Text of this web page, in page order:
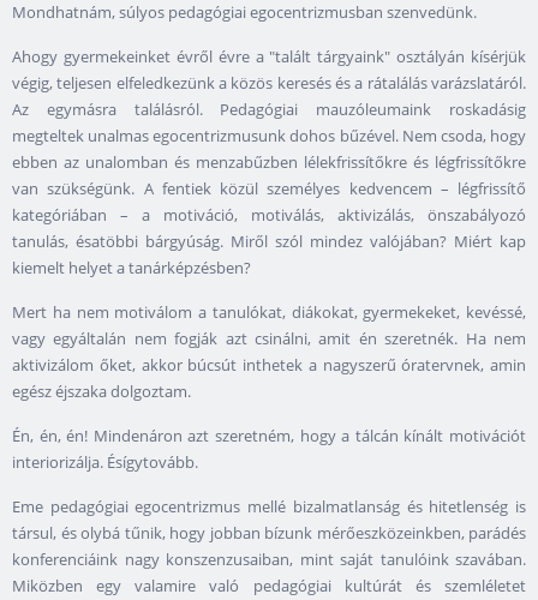
Mondhatnám, súlyos pedagógiai egocentrizmusban szenvedünk.
Ahogy gyermekeinket évről évre a "talált tárgyaink" osztályán kísérjük
végig, teljesen elfeledkezünk a közös keresés és a rátalálás varázslatáról.
Az egymásra találásról. Pedagógiai mauzóleumaink roskadásig
megteltek unalmas egocentrizmusunk dohos bűzével. Nem csoda, hogy
ebben az unalomban és menzabűzben lélekfrissítőkre és légfrissítőkre
van szükségünk. A fentiek közül személyes kedvencem – légfrissítő
kategóriában – a motiváció, motiválás, aktivizálás, önszabályozó
tanulás, ésatöbbi bárgyúság. Miről szól mindez valójában? Miért kap
kiemelt helyet a tanárképzésben?
Mert ha nem motiválom a tanulókat, diákokat, gyermekeket, kevéssé,
vagy egyáltalán nem fogják azt csinálni, amit én szeretnék. Ha nem
aktivizálom őket, akkor búcsút inthetek a nagyszerű óratervnek, amin
egész éjszaka dolgoztam.
Én, én, én! Mindenáron azt szeretném, hogy a tálcán kínált motivációt
interiorizálja. Ésígytovább.
Eme pedagógiai egocentrizmus mellé bizalmatlanság és hitetlenség is
társul, és olybá tűnik, hogy jobban bízunk mérőeszközeinkben, parádés
konferenciáink nagy konszenzusaiban, mint saját tanulóink szavában.
Miközben egy valamire való pedagógiai kultúrát és szemléletet